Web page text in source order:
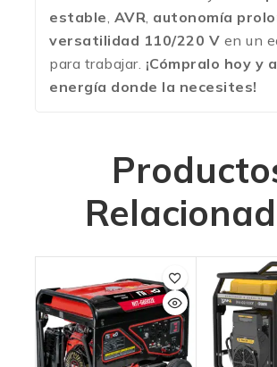
estable, AVR, autonomía
versatilidad 110/220 V en un
para trabajar. ¡Cómpralo hoy y
energía donde la necesites!